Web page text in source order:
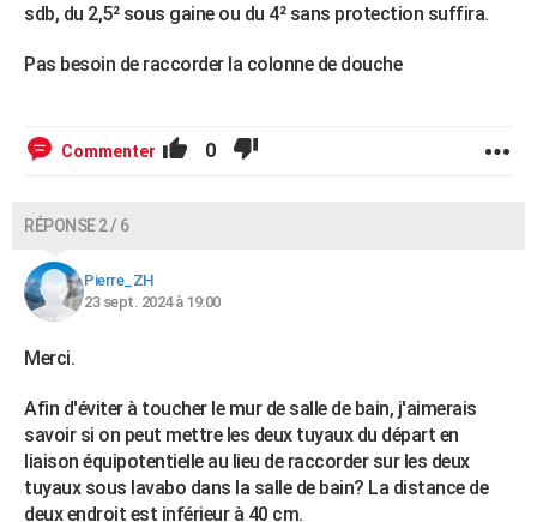
sdb, du 2,5² sous gaine ou du 4² sans protection suffira.
Pas besoin de raccorder la colonne de douche
Commenter 0
RÉPONSE 2 / 6
Pierre_ZH
23 sept. 2024 à 19:00
Merci.
Afin d'éviter à toucher le mur de salle de bain, j'aimerais
savoir si on peut mettre les deux tuyaux du départ en
liaison équipotentielle au lieu de raccorder sur les deux
tuyaux sous lavabo dans la salle de bain? La distance de
deux endroit est inférieur à 40 cm.